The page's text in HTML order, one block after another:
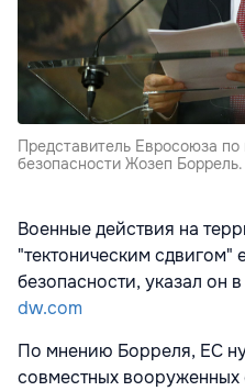
Представитель Евросоюза
безопасности Жозеп Боррель.
Военные действия на
"тектоническим сдвигом"
безопасности, указал он
dw.com
По мнению Борреля, ЕС
совместных вооруженных